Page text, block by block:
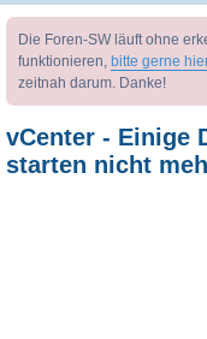
Die Foren-SW läuft ohne
funktionieren, bitte gerne
zeitnah darum. Danke!
vCenter - Einige
starten nicht